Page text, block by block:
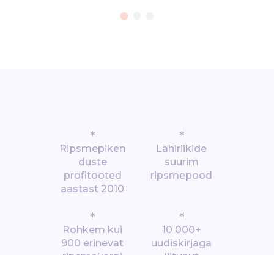
*
Ripsmepiken
duste
profitooted
aastast 2010
*
Lähiriikide
suurim
ripsmepood
*
Rohkem kui
900 erinevat
*
10 000+
uudiskirjaga